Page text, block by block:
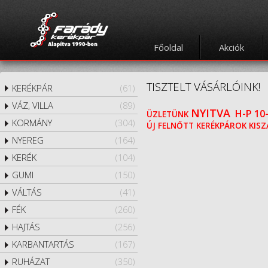
Főoldal Akciók
(61)
KERÉKPÁR
(89)
VÁZ, VILLA
(304)
KORMÁNY
(164)
NYEREG
(104)
KERÉK
(150)
GUMI
(41)
VÁLTÁS
(260)
FÉK
(256)
HAJTÁS
(167)
KARBANTARTÁS
(350)
RUHÁZAT
TISZTELT VÁSÁRLÓINK!
ÜZLETÜNK NYITVA H-P
ÚJ FELNŐTT KERÉKPÁROK